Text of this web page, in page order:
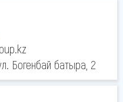
Богенбай батыра, 2